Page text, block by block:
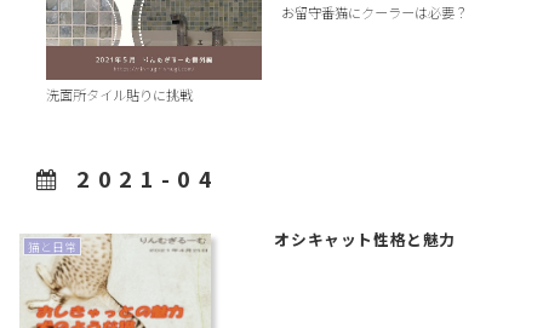
洗面所タイル貼りに挑戦
お留守番猫にクーラーは必要？
2021-04
猫と日常 オシキャット性格と魅力